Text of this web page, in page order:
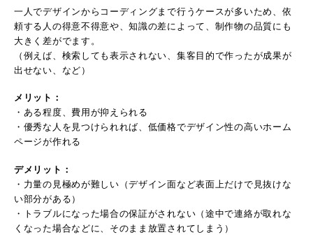
一人でデザインからコーディングまで行うケースが多いため、依
頼する人の得意不得意や、知識の差によって、制作物の品質にも
大きく差がでます。
（例えば、検索しても表示されない、集客目的で作ったが成果が
出せない、など）
メリット：
・ある程度、費用が抑えられる
・優秀な人を見つけられれば、低価格でデザイン性の高いホーム
ページが作れる
デメリット：
・力量の見極めが難しい（デザイン面など表面上だけで見抜けな
い部分がある）
・トラブルになった場合の保証がされない（途中で連絡が取れな
くなった場合などに、そのまま放置されてしまう）